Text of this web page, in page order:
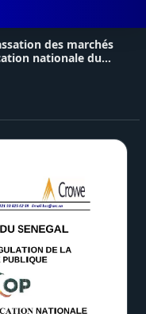
des marchés
nationale du